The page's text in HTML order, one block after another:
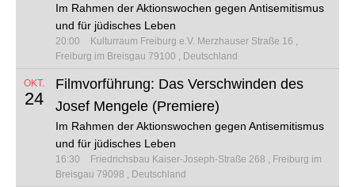
Im Rahmen der Aktionswochen gegen Antisemitismus
und für jüdisches Leben
20:00 Kulturraum Freiburg e.V. Merzhauser Straße 16
Freiburg im Breisgau 79100
Deutschland
OKT.
24
Filmvorführung: Das Verschwinden des
Josef Mengele (Premiere)
Im Rahmen der Aktionswochen gegen Antisemitismus
und für jüdisches Leben
16:30 Friedrichsbau Kaiser-Joseph-Straße 268
Freiburg im
Breisgau 79098
Deutschland